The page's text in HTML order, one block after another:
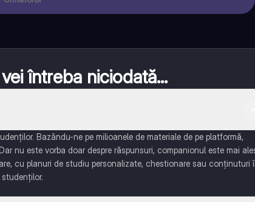
întreba niciodată...
Bazându-ne pe milioanele de materiale de pe platformă,
nu este vorba doar despre răspunsuri, companionul este mai
cu planuri de studiu personalizate, chestionare sau conținuturi